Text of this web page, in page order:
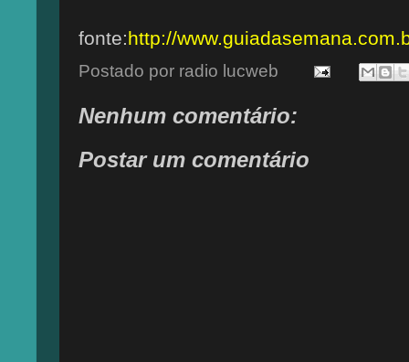
fonte:http://
Postado por radio lucweb
Nenhum comentário:
Postar um comentário